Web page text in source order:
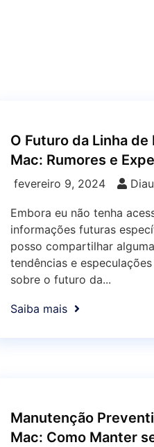
O Futuro da Linha
Mac: Rumores e
fevereiro 9, 2024
Embora eu não tenha
informações futuras
posso compartilhar
tendências e
sobre o futuro da...
Saiba mais
Manutenção
Mac: Como Manter